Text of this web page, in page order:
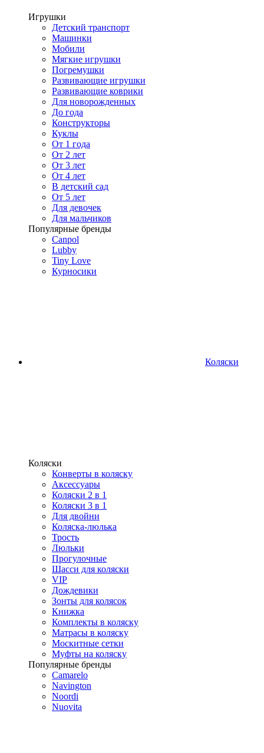
Игрушки
Детский транспорт
Машинки
Мобили
Мягкие игрушки
Погремушки
Развивающие игрушки
Развивающие коврики
Для новорожденных
До года
Конструкторы
Куклы
От 1 года
От 2 лет
От 3 лет
От 4 лет
В детский сад
От 5 лет
Для девочек
Для мальчиков
Популярные бренды
Canpol
Lubby
Tiny Love
Курносики
Коляски
Коляски
Конверты в коляску
Аксессуары
Коляски 2 в 1
Коляски 3 в 1
Для двойни
Коляска-люлька
Трость
Люльки
Прогулочные
Шасси для коляски
VIP
Дождевики
Зонты для колясок
Книжка
Комплекты в коляску
Матрасы в коляску
Москитные сетки
Муфты на коляску
Популярные бренды
Camarelo
Navington
Noordi
Nuovita